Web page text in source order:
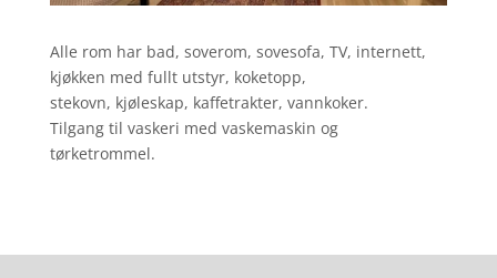
Alle rom har bad, soverom, sovesofa, TV, internett,
kjøkken med fullt utstyr, koketopp,
stekovn, kjøleskap, kaffetrakter, vannkoker.
Tilgang til vaskeri med vaskemaskin og
tørketrommel.